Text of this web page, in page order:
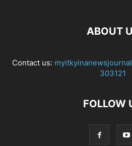
ABOUT
Contact us:
303121
FOLLOW